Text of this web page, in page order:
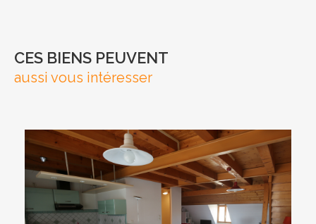
CES BIENS PEUVENT
aussi vous intéresser